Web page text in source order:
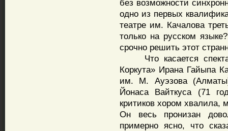
без возможности
одно из первых
театре им. Качалова
только на русском
срочно решить этот
Что касается
Коркута» Ирана Гайыпа
им. М. Ауэзова (Алматы)
Йонаса Вайткуса (71
критиков хором хвалила,
Он весь пронизан
примерно ясно, что